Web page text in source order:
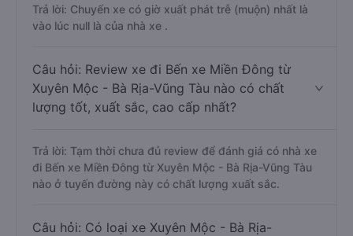
Trả lời: Chuyến xe có giờ xuất phát trễ (muộn) nhất là
vào lúc null là của nhà xe .
Câu hỏi: Review xe đi Bến xe Miền Đông từ
Xuyên Mộc - Bà Rịa-Vũng Tàu nào có chất
lượng tốt, xuất sắc, cao cấp nhất?
Trả lời: Tạm thời chưa đủ review để đánh giá có nhà xe
đi Bến xe Miền Đông từ Xuyên Mộc - Bà Rịa-Vũng Tàu
nào ở tuyến đường này có chất lượng xuất sắc.
Câu hỏi: Có loại xe Xuyên Mộc - Bà Rịa-